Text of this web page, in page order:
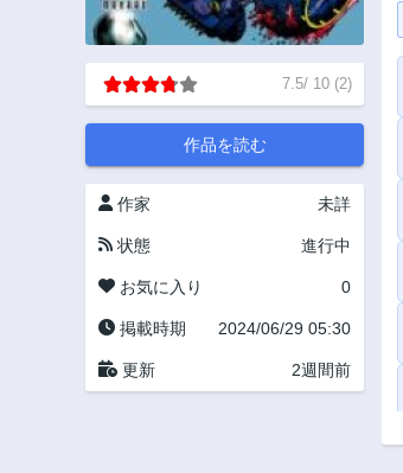
7.5/ 10 (2)
作品を読む
作家 未詳
状態 進行中
お気に入り 0
掲載時期 2024/06/29 05:30
更新 2週間前